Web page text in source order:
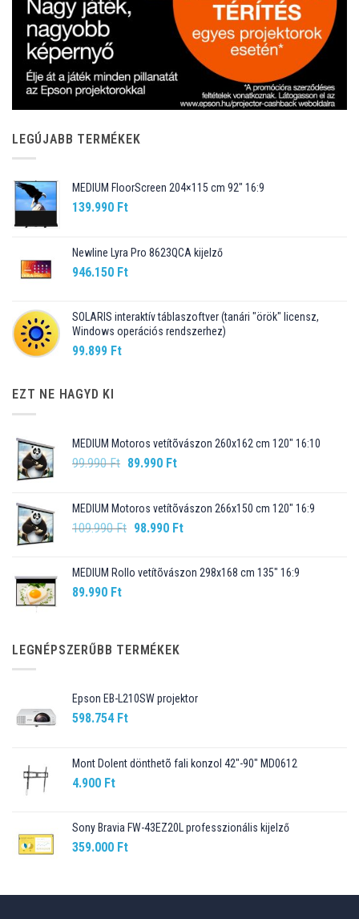
LEGÚJABB TERMÉKEK
MEDIUM FloorScreen 204×115 cm 92″ 16:9
139.990 Ft
Newline Lyra Pro 8623QCA kijelző
946.150 Ft
SOLARIS interaktív táblaszoftver (tanári "örök" licensz,
Windows operációs rendszerhez)
99.899 Ft
EZT NE HAGYD KI
MEDIUM Motoros vetítõvászon 260x162 cm 120" 16:10
99.990Ft Original
99.990 Ft.
89.990 FtCurrent
89.990 Ft.
MEDIUM Motoros vetítõvászon 266x150 cm 120" 16:9
109.990Ft Original
109.990 Ft.
98.990 FtCurrent
98.990 Ft.
MEDIUM Rollo vetítõvászon 298x168 cm 135" 16:9
89.990 Ft
LEGNÉPSZERŰBB TERMÉKEK
Epson EB-L210SW projektor
598.754 Ft
Mont Dolent dönthetõ fali konzol 42"-90" MD0612
4.900 Ft
Sony Bravia FW-43EZ20L professzionális kijelző
359.000 Ft